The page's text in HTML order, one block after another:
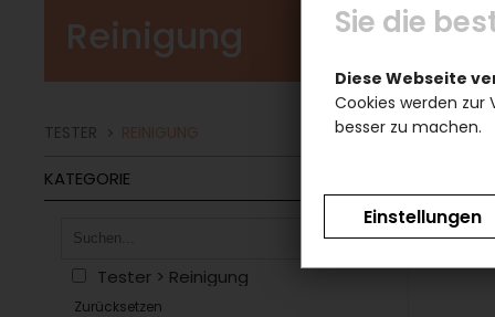
Reinigung
TESTER REINIGUNG
KATEGORIE
Tester > Reinigung
Zurücksetzen
Sie die
Diese Webseite
Cookies werden zur
besser zu machen.
Einstellungen